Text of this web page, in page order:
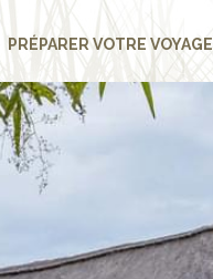
PRÉPARER VOTRE VOYAGE